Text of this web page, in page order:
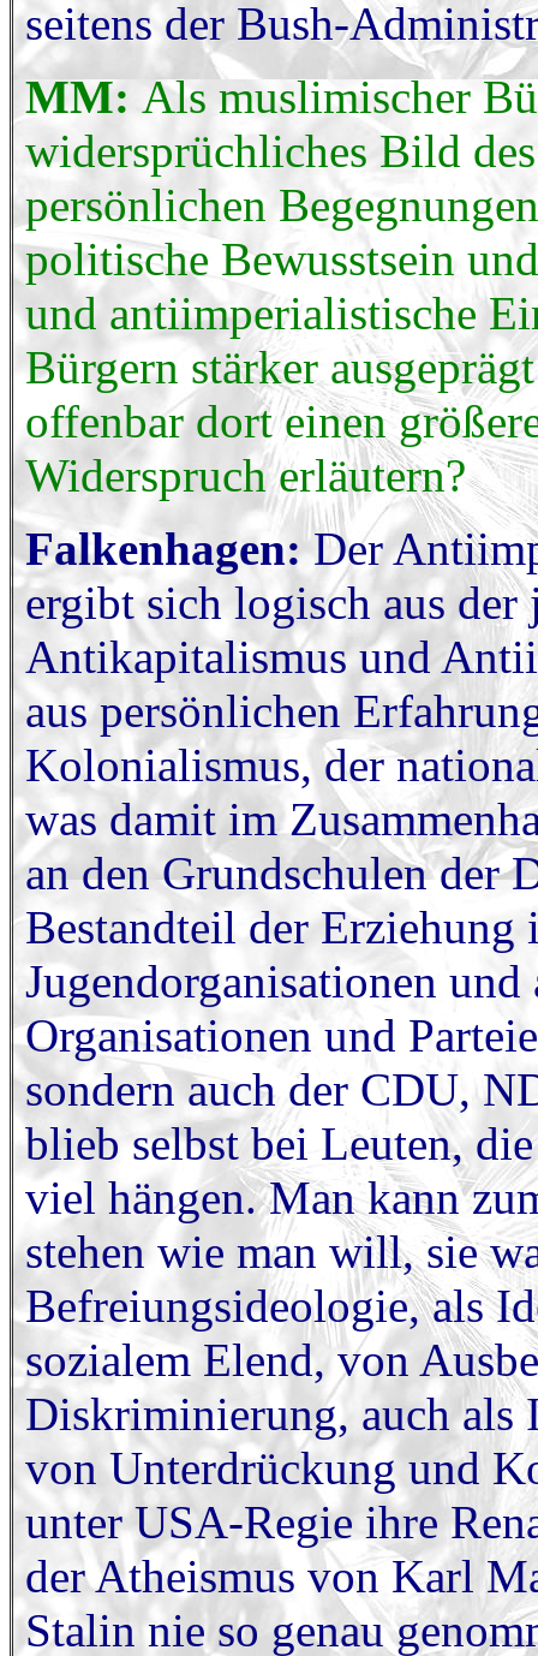
seitens der Bush-
MM: Als muslimischer
widersprüchliches Bild
persönlichen
politische Bewusstsein
und antiimperialistische
Bürgern stärker
offenbar dort einen
Widerspruch erläutern?
Falkenhagen:Der
ergibt sich logisch aus
Antikapitalismus und
aus persönlichen
Kolonialismus, der
was damit im
an den Grundschulen der
Bestandteil der
Jugendorganisationen
Organisationen und
sondern auch der CDU,
blieb selbst bei Leuten,
viel hängen. Man kann
stehen wie man will, sie
Befreiungsideologie, als
sozialem Elend, von
Diskriminierung, auch als
von Unterdrückung und
unter USA-Regie ihre
der Atheismus von Karl
Stalin nie so genau